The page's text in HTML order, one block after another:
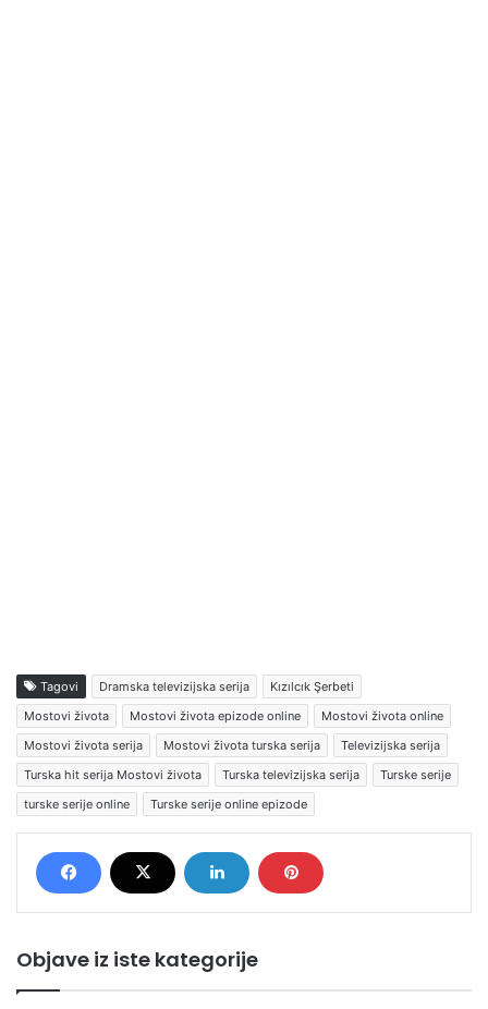
Tagovi Dramska televizijska serija
Kızılcık Şerbeti
Mostovi života
Mostovi života epizode online
Mostovi života online
Mostovi života serija
Mostovi života turska serija
Televizijska serija
Turska hit serija Mostovi života
Turska televizijska serija
Turske serije
turske serije online
Turske serije online epizode
Objave iz iste kategorije